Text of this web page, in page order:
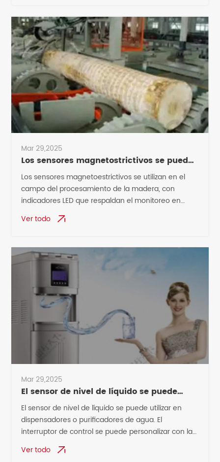
Mar 29,2025
Los sensores magnetostrictivos se pueden
utilizar en el campo del procesamiento de
la madera.
Los sensores magnetoestrictivos se utilizan en el
campo del procesamiento de la madera, con
indicadores LED que respaldan el monitoreo en
tiempo real y se pueden adaptar a entornos
hostiles.
Ver todo
Mar 29,2025
El sensor de nivel de líquido se puede
utilizar en dispensadores de agua o
purificadores de agua.
El sensor de nivel de líquido se puede utilizar en
dispensadores o purificadores de agua. El
interruptor de control se puede personalizar con la
posición del nivel de líquido y no requiere una
fuente de alimentación independiente.
Ver todo